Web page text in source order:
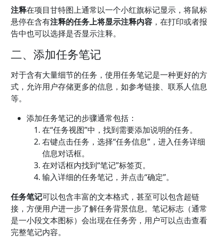
注释在项目甘特图上通常以一个小红旗标记显示，将鼠标
悬停在含有注释的任务上将显示注释内容 ，在打印或者报
告中也可以选择是否显示注释。
二、添加任务笔记
对于含有大量细节的任务，使用任务笔记是一种更好的方
式，允许用户存储更多的信息，如参考链接、联系人信息
等。
添加任务笔记的步骤通常包括：
在“任务视图”中，找到需要添加说明的任务。
右键点击任务，选择“任务信息”，进入任务详细
信息对话框。
在对话框内找到“笔记”标签页。
输入详细的任务笔记，并点击“确定”。
任务笔记可以包含丰富的文本格式，甚至可以包含超链
接，方便用户进一步了解任务背景信息。笔记标志（通常
是一小段文本图标）会出现在任务旁，用户可以点击查看
完整笔记内容。